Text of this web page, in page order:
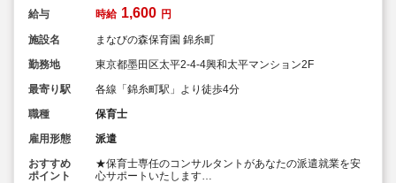
給与 時給 1,600 円
施設名
まなびの森保育園 錦糸町
勤務地
東京都墨田区太平2-4-4興和太平マンション2F
最寄り駅
各線「錦糸町駅」より徒歩4分
職種
保育士
雇用形態
派遣
おすすめ
ポイント
★保育士専任のコンサルタントがあなたの派遣就業を安
心サポートいたします